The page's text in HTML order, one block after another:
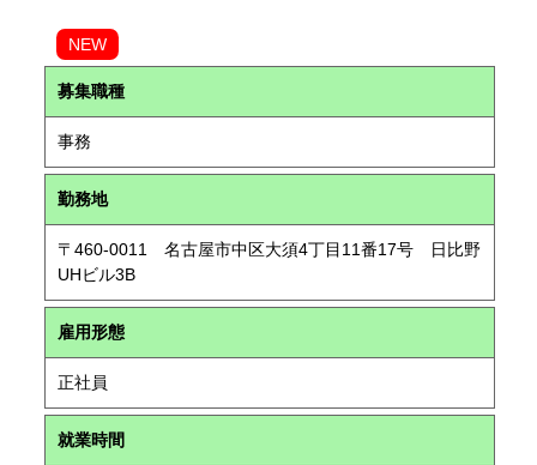
NEW
募集職種
事務
勤務地
〒460-0011 名古屋市中区大須4丁目11番17号 日比野
UHビル3B
雇用形態
正社員
就業時間